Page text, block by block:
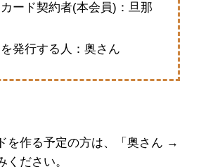
ード契約者(本会員)：旦那
発行する人：奥さん
を作る予定の方は、「奥さん →
ください。